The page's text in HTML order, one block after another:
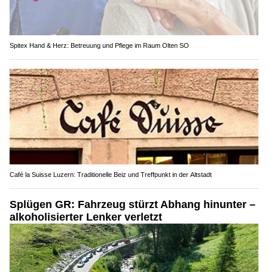
Spitex Hand & Herz: Betreuung und Pflege im Raum Olten SO
Café la Suisse Luzern: Traditionelle Beiz und Treffpunkt in der Altstadt
Splügen GR: Fahrzeug stürzt Abhang hinunter –
alkoholisierter Lenker verletzt